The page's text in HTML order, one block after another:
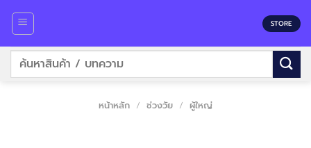
content
STORE
ค้นหา:
หน้าหลัก / ช่วงวัย / ผู้ใหญ่